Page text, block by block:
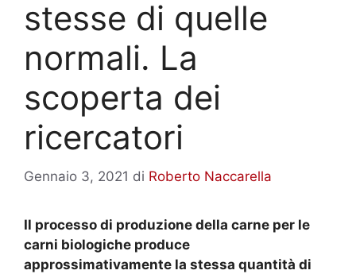
stesse di quelle
normali. La
scoperta dei
ricercatori
Gennaio 3, 2021 di Roberto Naccarella
Il processo di produzione della carne per le
carni biologiche produce
approssimativamente la stessa quantità di